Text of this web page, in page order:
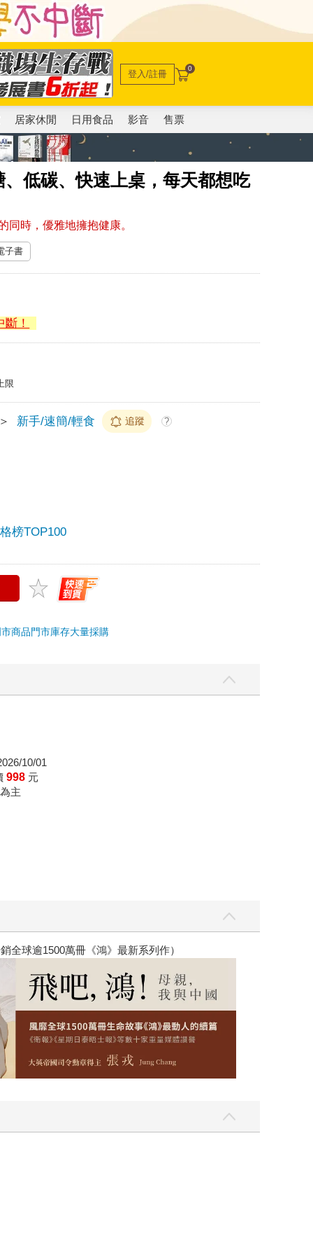
登入/註冊 0
居家休閒 日用食品 影音 售票
低碳、快速上桌，每天都想吃
時，優雅地擁抱健康。
子書
！
限
＞ 新手/速簡/輕食 追蹤 ?
榜TOP100
商品門市庫存大量採購
10/01
998 元
主
全球逾1500萬冊《鴻》最新系列作）